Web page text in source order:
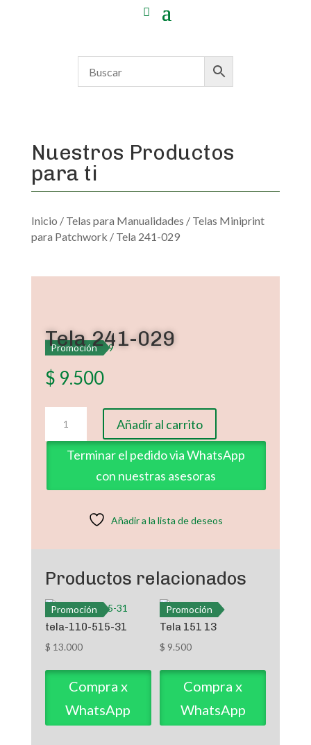
Nuestros Productos
para ti
Inicio / Telas para Manualidades / Telas Miniprint
para Patchwork / Tela 241-029
Promoción
Tela 241-029
$ 9.500
241-
029
cantidad
Añadir al carrito
Terminar el pedido via WhatsApp
con nuestras asesoras
Añadir a la lista de deseos
Productos relacionados
Promoción
tela-110-515-31
$ 13.000
Compra x
WhatsApp
Promoción
Tela 151 13
$ 9.500
Compra x
WhatsApp